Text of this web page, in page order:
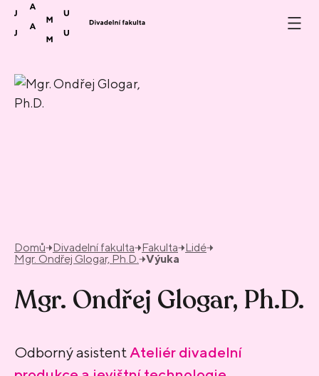
Přeskočit na obsah
Domů Divadelní fakulta Fakulta
Lidé
Mgr. Ondřej Glogar, Ph.D. Výuka
Mgr. Ondřej Glogar, Ph.D.
Odborný asistent Ateliér divadelní